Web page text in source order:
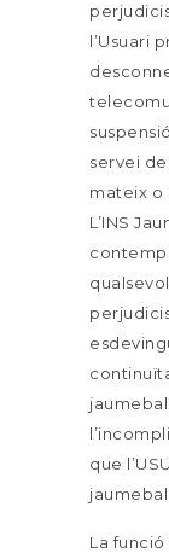
l’Usuari
servei
mateix o
L’INS
que
La